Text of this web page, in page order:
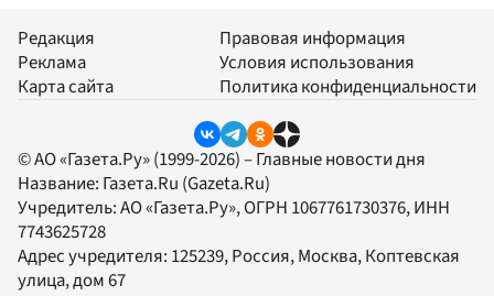
Редакция
Реклама
Карта сайта
Правовая информация
Условия использования
Политика конфиденциальности
© АО «Газета.Ру» (1999-2026) – Главные новости дня
Название: Газета.Ru (Gazeta.Ru)
Учредитель:АО «Газета.Ру», ОГРН 1067761730376, ИНН
7743625728
Адрес учредителя: 125239, Россия, Москва, Коптевская
улица, дом 67